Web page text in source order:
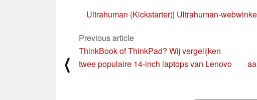
Ultrahuman (Kickstarter)| Ultrahuman-
⟨
Previous article
ThinkBook of ThinkPad? Wij vergelijken
twee populaire 14-inch laptops van Lenovo